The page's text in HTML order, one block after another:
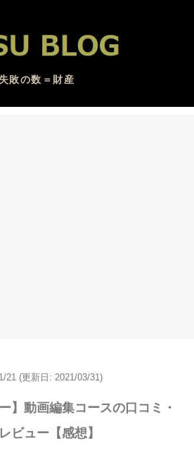
失敗の数＝財産
21 (更新日: 2021/03/31)
】動画編集コースの口コミ・
ビュー【感想】